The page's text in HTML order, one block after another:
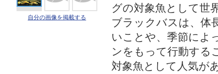
自分の画像を掲載する
グの対象魚として世
ブラックバスは、体
いことや、季節によ
ンをもって行動する
対象魚として人気が